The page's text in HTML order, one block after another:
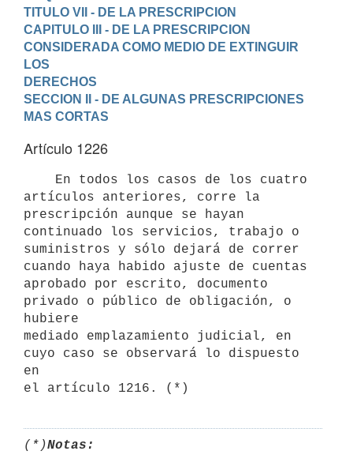
TITULO VII - DE LA PRESCRIPCION
CAPITULO III - DE LA PRESCRIPCION
CONSIDERADA COMO MEDIO DE EXTINGUIR
LOS
DERECHOS
SECCION II - DE ALGUNAS PRESCRIPCIONES
MAS CORTAS
Artículo 1226
artículos anteriores, corre la
prescripción aunque se hayan
continuado los servicios, trabajo o
suministros y sólo dejará de correr
cuando haya habido ajuste de cuentas
aprobado por escrito, documento
privado o público de obligación, o
hubiere
mediado emplazamiento judicial, en
cuyo caso se observará lo dispuesto
en
(*)Notas: